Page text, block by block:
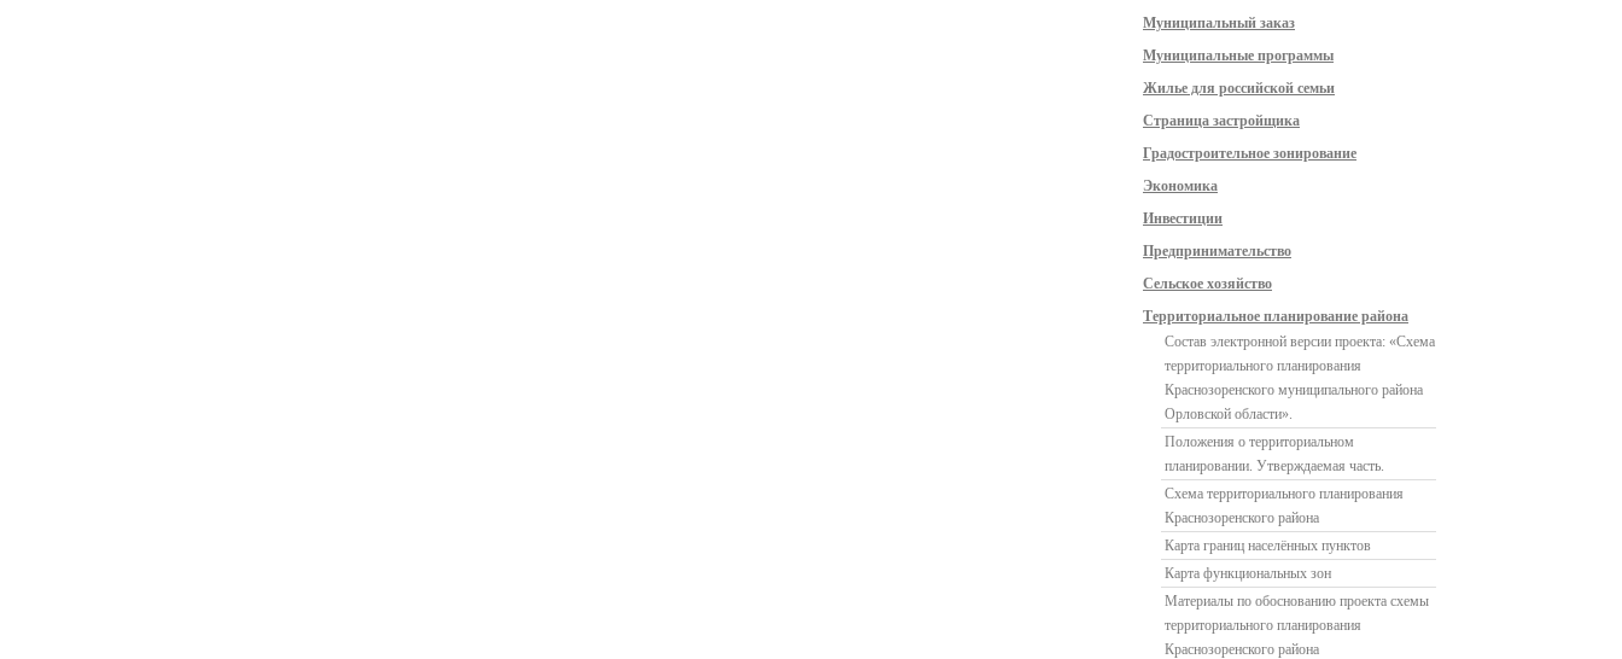
Муниципальный заказ
Муниципальные программы
Жилье для российской семьи
Страница застройщика
Градостроительное зонирование
Экономика
Инвестиции
Предпринимательство
Сельское хозяйство
Территориальное планирование района
Состав электронной версии проекта: «Схема
территориального планирования
Краснозоренского муниципального района
Орловской области».
Положения о территориальном
планировании. Утверждаемая часть.
Схема территориального планирования
Краснозоренского района
Карта границ населённых пунктов
Карта функциональных зон
Материалы по обоснованию проекта схемы
территориального планирования
Краснозоренского района